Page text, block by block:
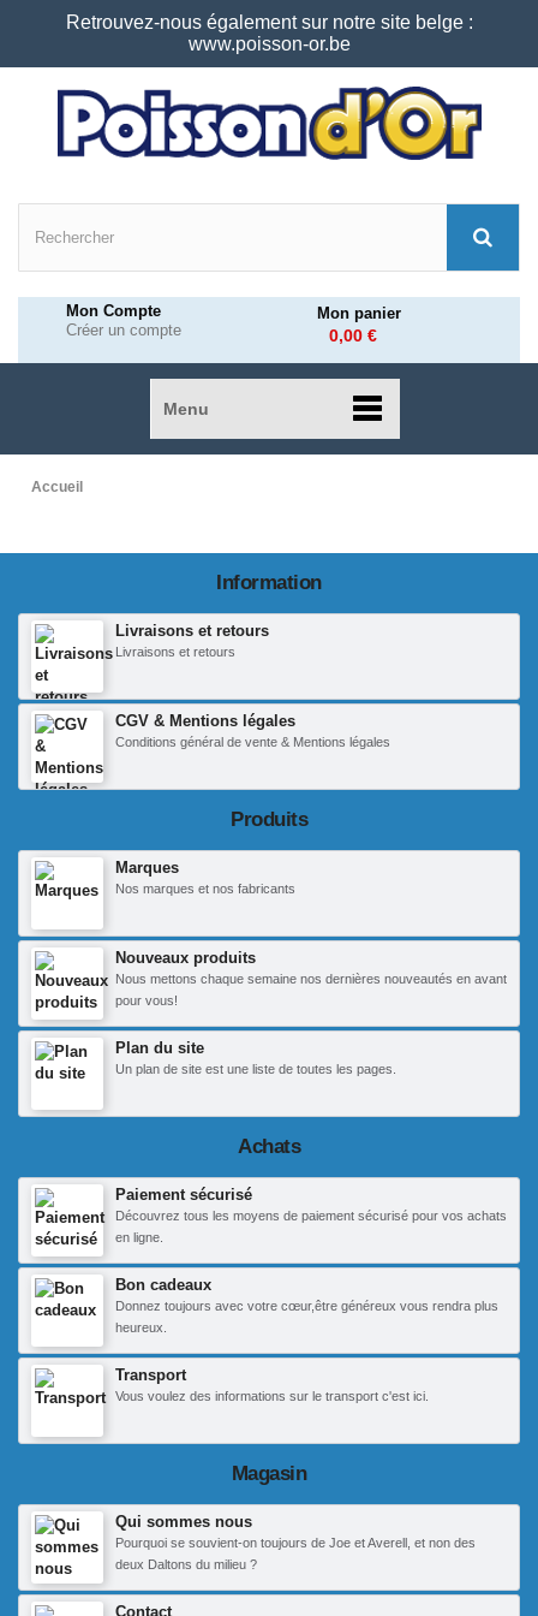
Retrouvez-nous également sur notre site belge :
www.poisson-or.be
Mon Compte
Créer un compte
Mon panier
0,00 €
Menu
Accueil
Information
Livraisons et retours
Livraisons et retours
CGV & Mentions légales
Conditions général de vente & Mentions légales
Produits
Marques
Nos marques et nos fabricants
Nouveaux produits
Nous mettons chaque semaine nos dernières nouveautés en avant
pour vous!
Plan du site
Un plan de site est une liste de toutes les pages.
Achats
Paiement sécurisé
Découvrez tous les moyens de paiement sécurisé pour vos achats
en ligne.
Bon cadeaux
Donnez toujours avec votre cœur,être généreux vous rendra plus
heureux.
Transport
Vous voulez des informations sur le transport c'est ici.
Magasin
Qui sommes nous
Pourquoi se souvient-on toujours de Joe et Averell, et non des
deux Daltons du milieu ?
Contact